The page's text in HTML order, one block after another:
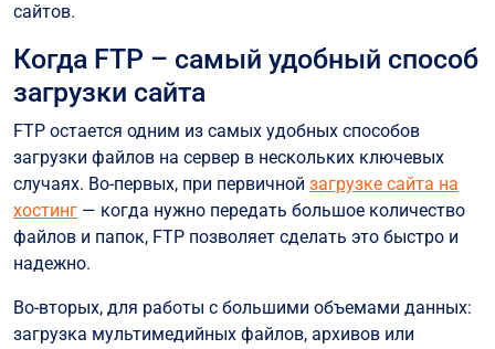
сайтов.
Когда FTP – самый удобный способ
загрузки сайта
FTP остается одним из самых удобных способов
загрузки файлов на сервер в нескольких ключевых
случаях. Во-первых, при первичной загрузке сайта на
хостинг — когда нужно передать большое количество
файлов и папок, FTP позволяет сделать это быстро и
надежно.
Во-вторых, для работы с большими объемами данных:
загрузка мультимедийных файлов, архивов или